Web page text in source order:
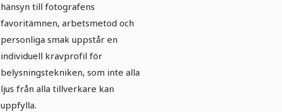
hänsyn till fotografens
favoritämnen, arbetsmetod och
personliga smak uppstår en
individuell kravprofil för
belysningstekniken, som inte alla
ljus från alla tillverkare kan
uppfylla.